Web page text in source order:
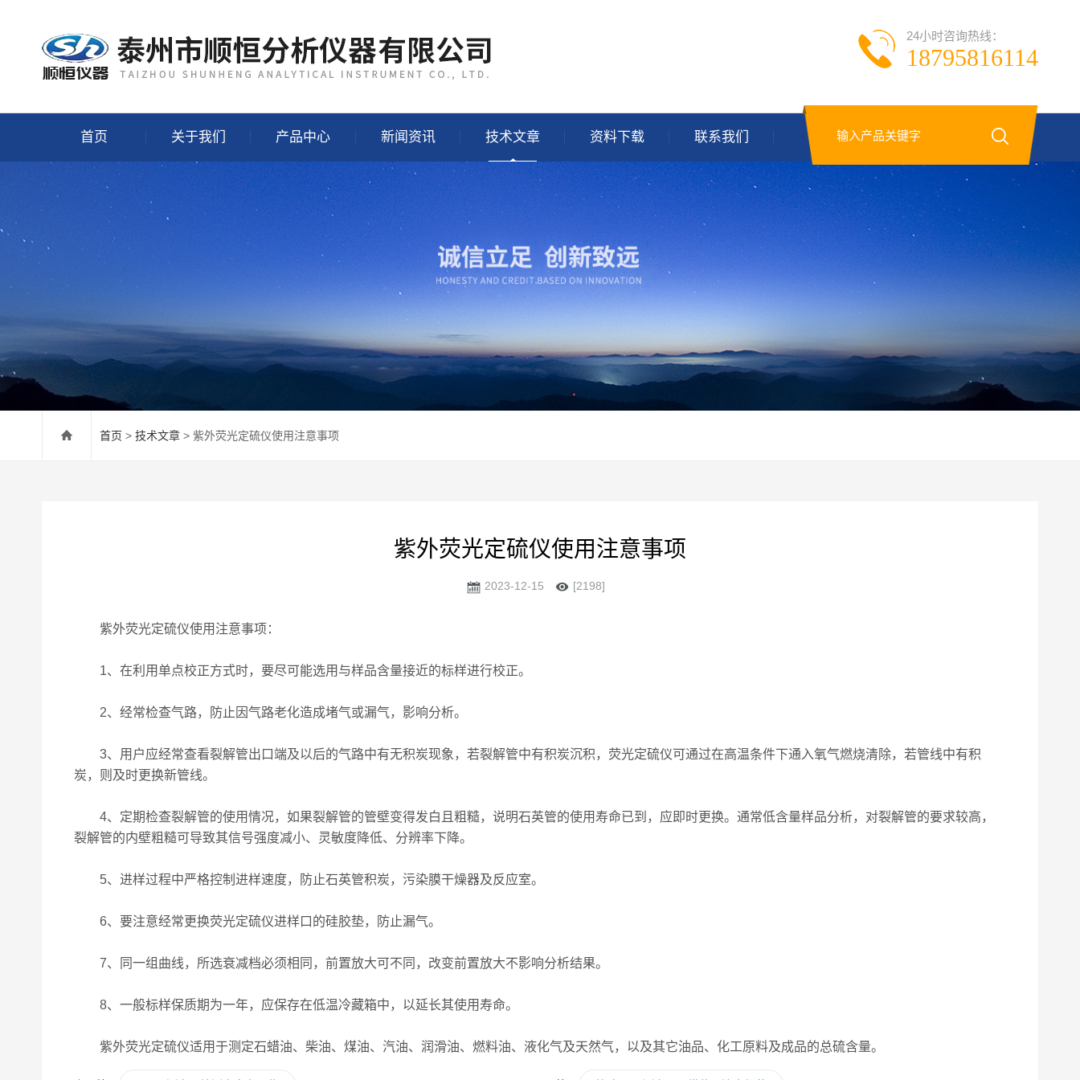
24小时咨询热线：
18795816114
首页 关于我们 产品中心 新闻资讯 技术文章 资料下载 联系我们
首页 > 技术文章 > 紫外荧光定硫仪使用注意事项
紫外荧光定硫仪使用注意事项
2023-12-15 [2198]
紫外荧光定硫仪使用注意事项：
1、在利用单点校正方式时，要尽可能选用与样品含量接近的标样进行校正。
2、经常检查气路，防止因气路老化造成堵气或漏气，影响分析。
3、用户应经常查看裂解管出口端及以后的气路中有无积炭现象，若裂解管中有积炭沉积，荧光定硫仪可通过在高温条件下通入氧气燃烧清除，若管线中有积
炭，则及时更换新管线。
4、定期检查裂解管的使用情况，如果裂解管的管壁变得发白且粗糙，说明石英管的使用寿命已到，应即时更换。通常低含量样品分析，对裂解管的要求较高，
裂解管的内壁粗糙可导致其信号强度减小、灵敏度降低、分辨率下降。
5、进样过程中严格控制进样速度，防止石英管积炭，污染膜干燥器及反应室。
6、要注意经常更换荧光定硫仪进样口的硅胶垫，防止漏气。
7、同一组曲线，所选衰减档必须相同，前置放大可不同，改变前置放大不影响分析结果。
8、一般标样保质期为一年，应保存在低温冷藏箱中，以延长其使用寿命。
紫外荧光定硫仪适用于测定石蜡油、柴油、煤油、汽油、润滑油、燃料油、液化气及天然气，以及其它油品、化工原料及成品的总硫含量。